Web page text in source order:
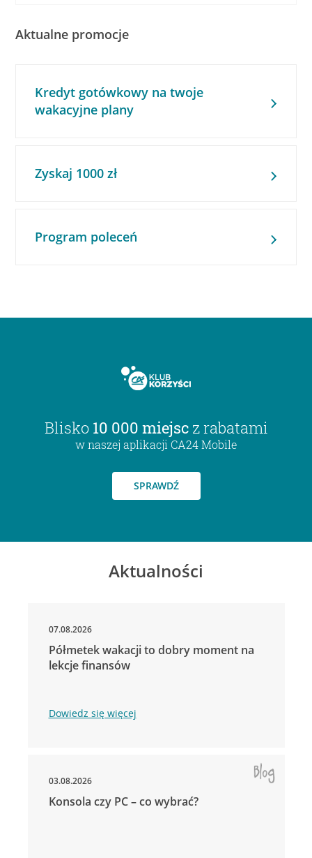
Aktualne promocje
Kredyt gotówkowy na twoje
wakacyjne plany
Zyskaj 1000 zł
Program poleceń
Blisko 10 000 miejsc z rabatami
w naszej aplikacji CA24 Mobile
SPRAWDŹ
Aktualności
07.08.2026
Półmetek wakacji to dobry moment na
lekcje finansów
Dowiedz się więcej
03.08.2026
Konsola czy PC – co wybrać?